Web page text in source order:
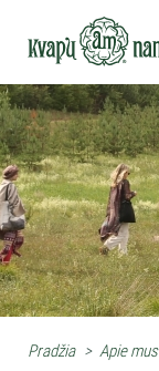
Pradžia > Apie mus